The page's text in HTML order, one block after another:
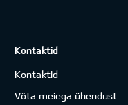
Kontaktid
Kontaktid
Võta meiega ühendust